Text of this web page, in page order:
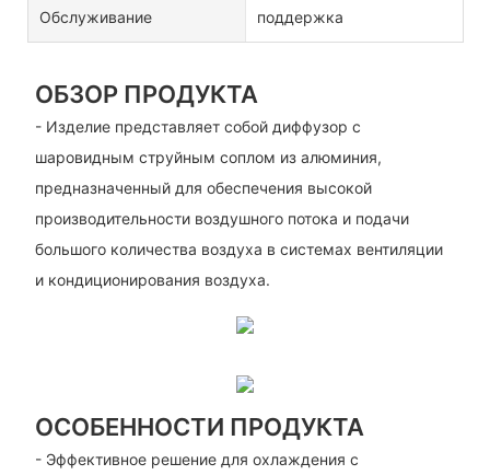
Обслуживание
поддержка
ОБЗОР ПРОДУКТА
- Изделие представляет собой диффузор с
шаровидным струйным соплом из алюминия,
предназначенный для обеспечения высокой
производительности воздушного потока и подачи
большого количества воздуха в системах вентиляции
и кондиционирования воздуха.
ОСОБЕННОСТИ ПРОДУКТА
- Эффективное решение для охлаждения с